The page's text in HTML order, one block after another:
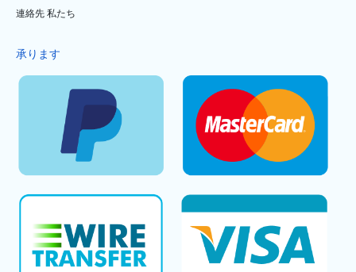
連絡先 私たち
承ります